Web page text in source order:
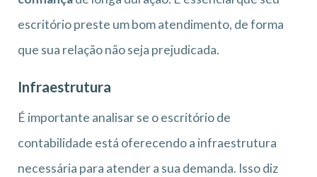
escritório preste um bom atendimento, de forma
que sua relação não seja prejudicada.
Infraestrutura
É importante analisar se o escritório de
contabilidade está oferecendo a infraestrutura
necessária para atender a sua demanda. Isso diz